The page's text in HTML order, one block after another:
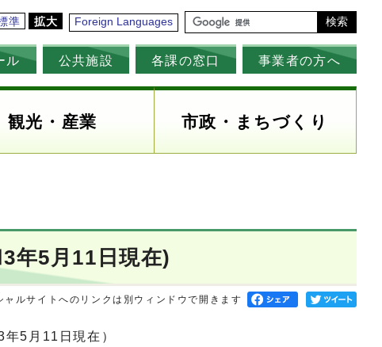
準 拡大 Foreign Languages 検索
ル 公共施設 各課の窓口 事業者の方へ
観光・産業 市政・まちづくり
年5月11日現在)
ャルサイトへのリンクは別ウィンドウで開きます
5月11日現在）